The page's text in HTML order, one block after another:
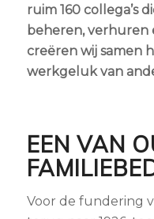
ruim 160 collega’s
beheren, verhuren
creëren wij samen
werkgeluk van
EEN VAN
Voor de fundering